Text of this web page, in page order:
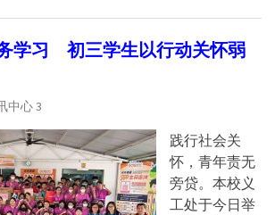
学习 初三学生以行动关怀弱
中心 3
践行社会关
怀，青年责无
旁贷。本校义
工处于今日举